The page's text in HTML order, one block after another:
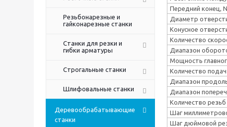
Резьбонарезные и
гайконарезные станки
Станки для резки и
гибки арматуры
Строгальные станки
Шлифовальные станки
Деревообрабатывающие
станки
Передний конец,
Диаметр
Конусное
Количество
Диапазон
Мощность
Количество подач
Диапазон
Диапазон
Количество резьб
Шаг
Шаг дюймовой